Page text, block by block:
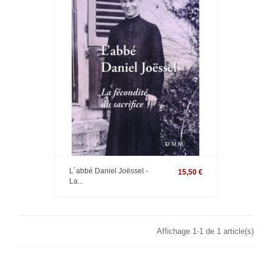
L´abbé Daniel Joëssel -
La...
15,50 €
Affichage 1-1 de 1 article(s)